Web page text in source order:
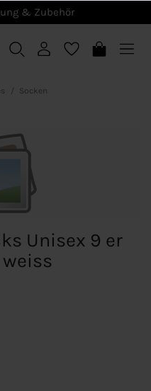
& Zubehör
Socken
Unisex 9 er
weiss